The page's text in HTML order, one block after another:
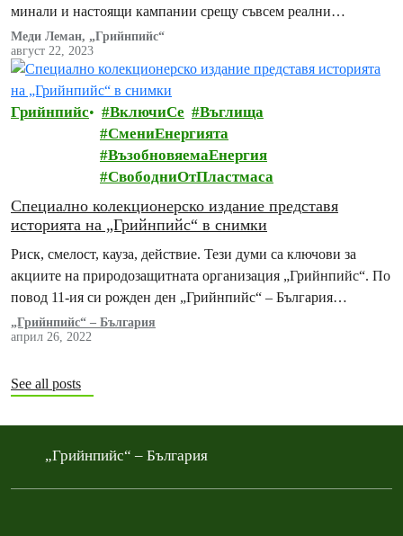
минали и настоящи кампании срещу съвсем реални
съществени заплахи: обезлесяването, замърсяването с
пластмаса и ядреното унищожение.
Меди Леман, „Грийнпийс“
август 22, 2023
Грийнпийс ВключиСе
Въглища
СмениЕнергията
ВъзобновяемаЕнергия
СвободниОтПластмаса
Специално колекционерско издание представя
историята на „Грийнпийс“ в снимки
Риск, смелост, кауза, действие. Тези думи са ключови за
акциите на природозащитната организация „Грийнпийс“. По
повод 11-ия си рожден ден „Грийнпийс“ – България
представя специално колекционерско издание на
фотокнигата Greenpeace Views.
„Грийнпийс“ – България
април 26, 2022
See all posts
„Грийнпийс“ – България